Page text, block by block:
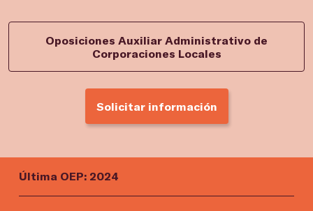
Oposiciones Auxiliar Administrativo de
Corporaciones Locales
Solicitar información
Última OEP: 2024